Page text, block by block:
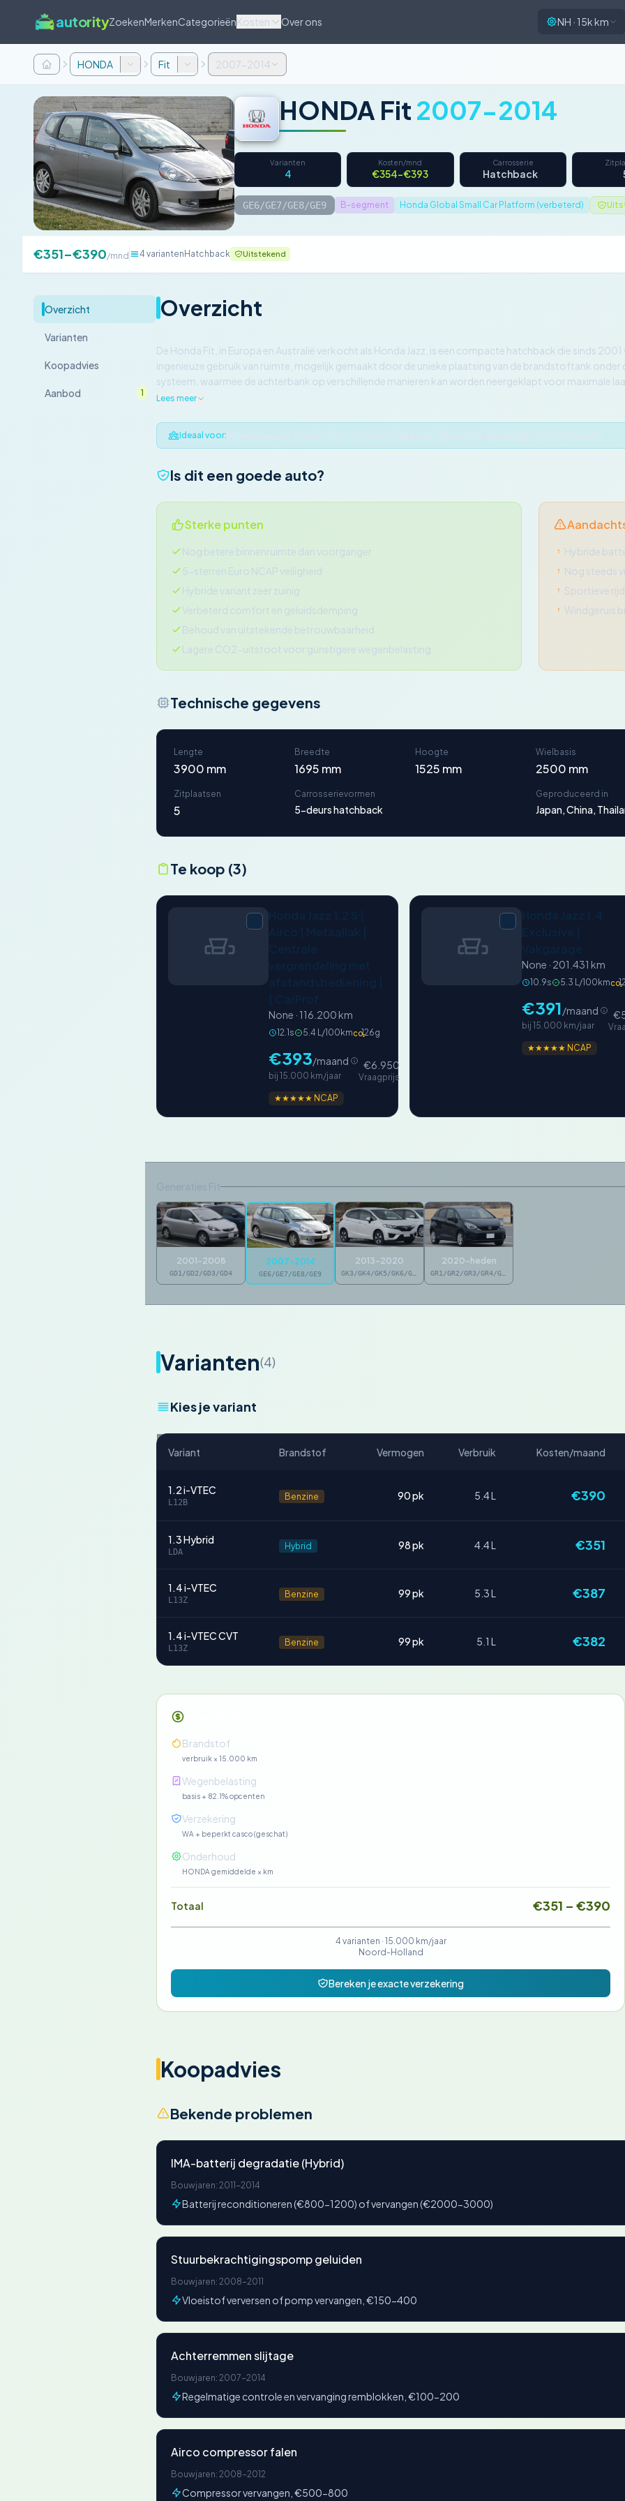
autorityZoekenMerkenCategorieënKosten Over ons NH · 15k km
HONDA Fit 2007-2014
HONDA Fit 2007-2014
Varianten
4
Kosten/mnd
€354–€393
Carrosserie
Hatchback
GE6/GE7/GE8/GE9 B-segment Honda Global Small Car Platform (verbeterd)
€351–€390/mnd 4 varianten Hatchback Uitstekend
Overzicht
Varianten
Koopadvies
Aanbod 1
Overzicht
De Honda Fit, in Europa en Australië verkocht als Honda Jazz, is een compacte hatchback die sinds
ingenieuze gebruik van ruimte, mogelijk gemaakt door de unieke plaatsing van de brandstoftank
systeem, waarmee de achterbank op verschillende manieren kan worden neergeklapt voor maximale
Lees meer
Ideaal voor:
Is dit een goede auto?
Sterke punten
Nog betere binnenruimte dan voorganger
5-sterren Euro NCAP veiligheid
Hybride variant zeer zuinig
Verbeterd comfort en geluidsdemping
Behoud van uitstekende betrouwbaarheid
Lagere CO2-uitstoot voor gunstigere wegenbelasting
Hybride
Nog steeds
Sportieve
Windgeruis
Technische gegevens
Lengte
3900 mm
Breedte
1695 mm
Hoogte
1525 mm
Wielbasis
2500 mm
Zitplaatsen
5
Carrosserievormen
5-deurs hatchback
Geproduceerd in
Japan, China,
Te koop (3)
None · 116.200 km
12.1s 5.4 L/100kmCO₂126g
€393/maand
bij 15.000 km/jaar
€6.950
Vraagprijs
★★★★★ NCAP
None · 201.431 km
10.9s 5.3 L/100kmCO₂
€391/maand
bij 15.000 km/jaar
★★★★★ NCAP
2001-2008
GD1/GD2/GD3/GD4
2007-2014
GE6/GE7/GE8/GE9
2013-2020 2020-heden
Varianten(4)
Kies je variant
Variant Brandstof Vermogen Verbruik Kosten/maand
1.2 i-VTEC
L12B
Benzine 90 pk 5.4 L €390
1.3 Hybrid
LDA
Hybrid 98 pk 4.4 L €351
1.4 i-VTEC
L13Z
Benzine 99 pk 5.3 L €387
1.4 i-VTEC CVT
L13Z
Benzine 99 pk 5.1 L €382
Brandstof
verbruik × 15.000 km
Wegenbelasting
basis + 82.1% opcenten
Verzekering
WA + beperkt casco (geschat)
Onderhoud
HONDA gemiddelde × km
Totaal €351 – €390
4 varianten · 15.000 km/jaar
Noord-Holland
Bereken je exacte verzekering
Koopadvies
Bekende problemen
IMA-batterij degradatie (Hybrid)
Bouwjaren: 2011-2014
Batterij reconditioneren (€800-1200) of vervangen (€2000-3000)
Stuurbekrachtigingspomp geluiden
Bouwjaren: 2008-2011
Vloeistof verversen of pomp vervangen, €150-400
Achterremmen slijtage
Bouwjaren: 2007-2014
Regelmatige controle en vervanging remblokken, €100-200
Airco compressor falen
Bouwjaren: 2008-2012
Compressor vervangen, €500-800